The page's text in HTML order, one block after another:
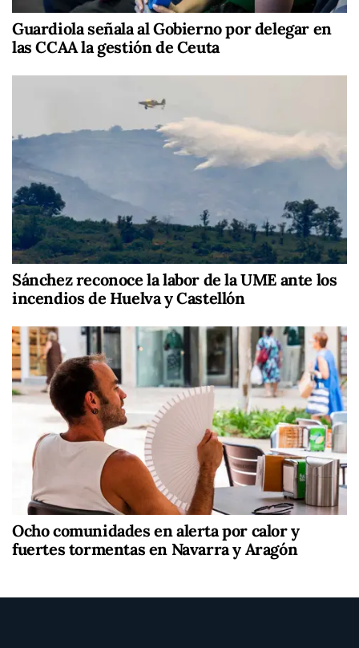
Guardiola señala al Gobierno por delegar en
las CCAA la gestión de Ceuta
Sánchez reconoce la labor de la UME ante los
incendios de Huelva y Castellón
Ocho comunidades en alerta por calor y
fuertes tormentas en Navarra y Aragón